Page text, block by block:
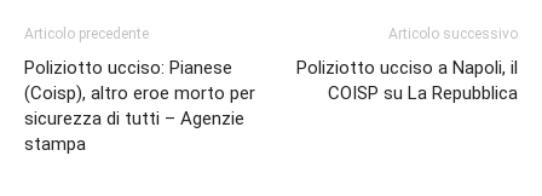
Articolo precedente
Poliziotto ucciso: Pianese
(Coisp), altro eroe morto per
sicurezza di tutti – Agenzie
stampa
Articolo successivo
Poliziotto ucciso a Napoli, il
COISP su La Repubblica